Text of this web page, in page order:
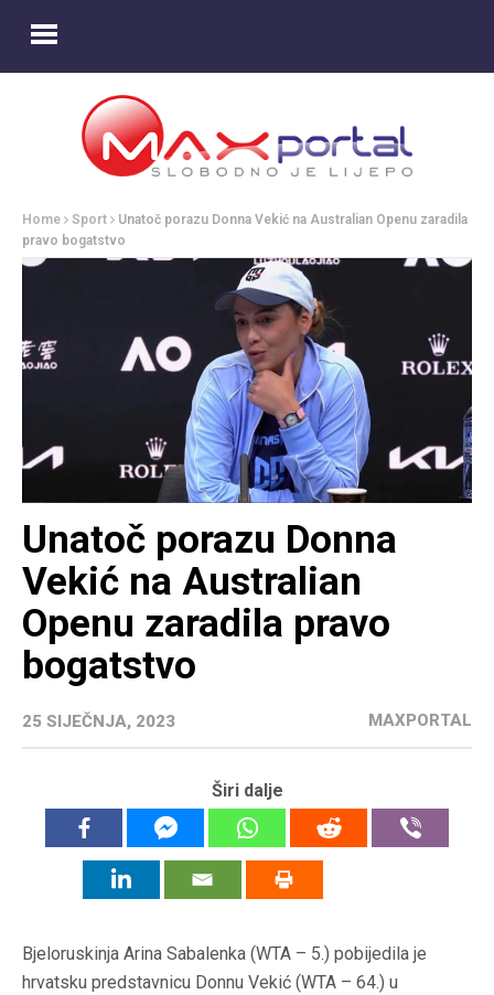
Home Sport
Unatoč porazu Donna Vekić na Australian Openu zaradila
pravo bogatstvo
Unatoč porazu Donna
Vekić na Australian
Openu zaradila pravo
bogatstvo
25 SIJEČNJA, 2023 MAXPORTAL
Širi dalje
Bjeloruskinja Arina Sabalenka (WTA – 5.) pobijedila je
hrvatsku predstavnicu Donnu Vekić (WTA – 64.) u